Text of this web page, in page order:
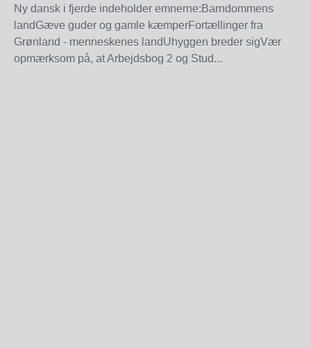
Ny dansk i fjerde indeholder emnerne:Barndommens
landGæve guder og gamle kæmperFortællinger fra
Grønland - menneskenes landUhyggen breder sigVær
opmærksom på, at Arbejdsbog 2 og Stud...